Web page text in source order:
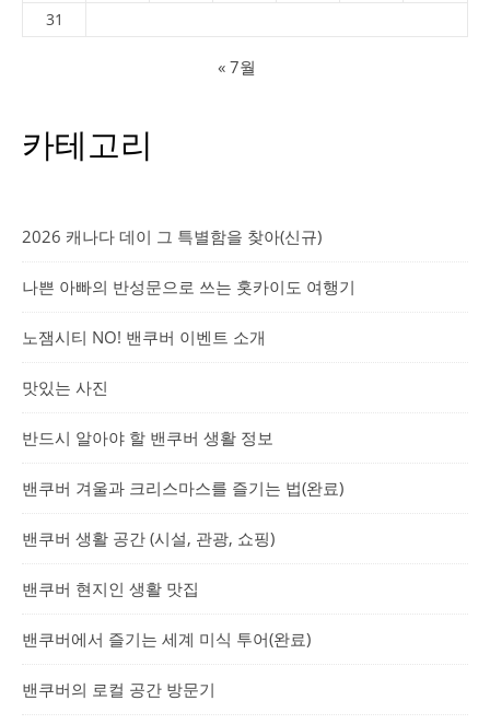
31
« 7월
카테고리
2026 캐나다 데이 그 특별함을 찾아(신규)
나쁜 아빠의 반성문으로 쓰는 홋카이도 여행기
노잼시티 NO! 밴쿠버 이벤트 소개
맛있는 사진
반드시 알아야 할 밴쿠버 생활 정보
밴쿠버 겨울과 크리스마스를 즐기는 법(완료)
밴쿠버 생활 공간 (시설, 관광, 쇼핑)
밴쿠버 현지인 생활 맛집
밴쿠버에서 즐기는 세계 미식 투어(완료)
밴쿠버의 로컬 공간 방문기